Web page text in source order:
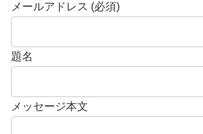
メールアドレス (必須)
題名
メッセージ本文